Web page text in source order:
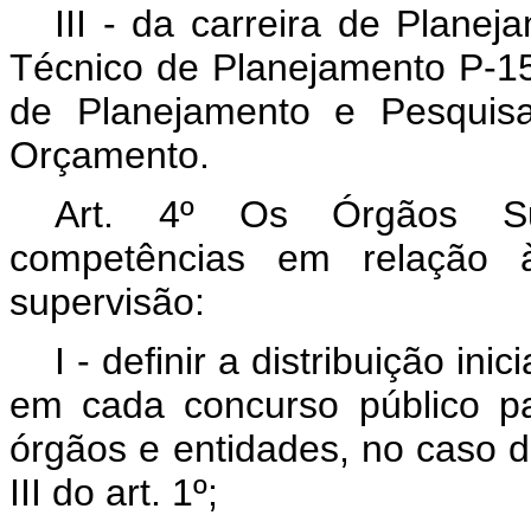
III - da carreira de
Técnico de Planejamento P-
de Planejamento e
Orçamento.
Art. 4º Os Órgãos
competências em
supervisão:
I - definir a distribuição
em cada concurso público
órgãos e entidades, no caso
III do art. 1º;